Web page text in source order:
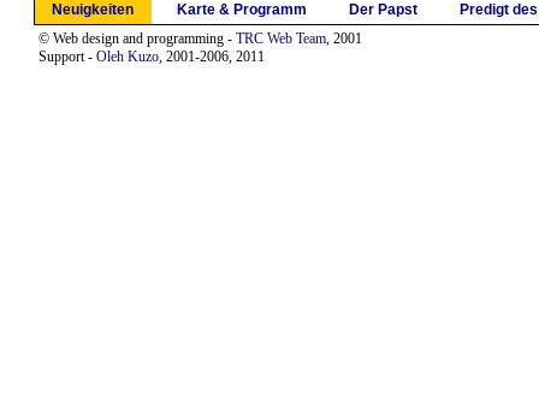
Neuigkeiten Karte & Programm Der Papst
Predigt
© Web design and programming - TRC Web Team, 2001
Support - Oleh Kuzo, 2001-2006, 2011